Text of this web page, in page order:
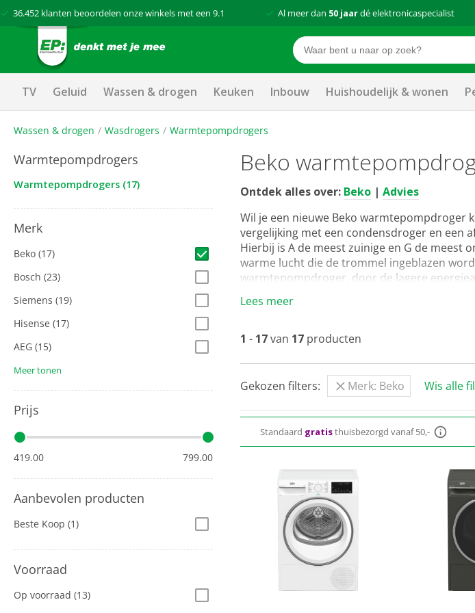
36.452 klanten beoordelen onze winkels met een 9.1 Al meer dan 50 jaardé elektronicaspecialist
TV Geluid Wassen & drogen Keuken Inbouw Huishoudelijk & wonen
Wassen & drogen Wasdrogers Warmtepompdrogers
Warmtepompdrogers
Warmtepompdrogers (17)
Merk
Beko (17)
Bosch (23)
Siemens (19)
Hisense (17)
AEG (15)
Meer tonen
Prijs
419.00 799.00
Aanbevolen producten
Beste Koop (1)
Voorraad
Op voorraad (13)
Beko
Ontdek alles over: Beko | Advies
Wil je een nieuwe Beko warmtepompdroger
vergelijking met een condensdroger en een
Hierbij is A de meest zuinige en G de meest
warme lucht die de trommel ingeblazen
warmtepompdroger, door de lagere
uitgebalanceerd assortiment met de beste
Lees meer
1 - 17van 17 producten
Gekozen filters: Merk: Beko Wis alle
Standaard gratisthuisbezorgd vanaf 50,-